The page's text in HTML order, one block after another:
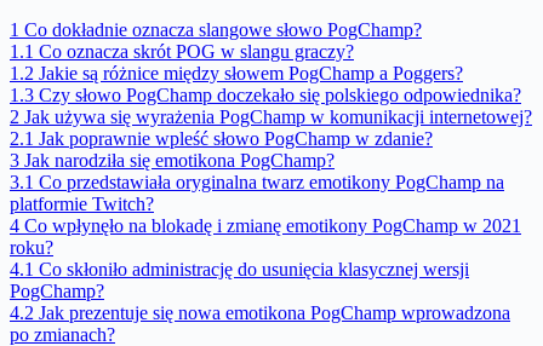
1 Co dokładnie oznacza slangowe słowo PogChamp?
1.1 Co oznacza skrót POG w slangu graczy?
1.2 Jakie są różnice między słowem PogChamp a Poggers?
1.3 Czy słowo PogChamp doczekało się polskiego odpowiednika?
2 Jak używa się wyrażenia PogChamp w komunikacji internetowej?
2.1 Jak poprawnie wpleść słowo PogChamp w zdanie?
3 Jak narodziła się emotikona PogChamp?
3.1 Co przedstawiała oryginalna twarz emotikony PogChamp na
platformie Twitch?
4 Co wpłynęło na blokadę i zmianę emotikony PogChamp w 2021
roku?
4.1 Co skłoniło administrację do usunięcia klasycznej wersji
PogChamp?
4.2 Jak prezentuje się nowa emotikona PogChamp wprowadzona
po zmianach?